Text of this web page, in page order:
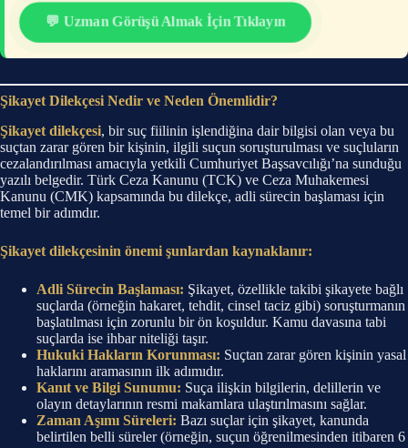
💬 Uzman Görüşü Almak İçin Tıklayın
Şikayet Dilekçesi Nedir ve Neden Önemlidir?
Şikayet dilekçesi, bir suç fiilinin işlendiğina dair bilgisi olan veya bu
suçtan zarar gören bir kişinin, ilgili suçun soruşturulması ve suçluların
cezalandırılması amacıyla yetkili Cumhuriyet Başsavcılığı’na sunduğu
yazılı belgedir. Türk Ceza Kanunu (TCK) ve Ceza Muhakemesi
Kanunu (CMK) kapsamında bu dilekçe, adli sürecin başlaması için
temel bir adımdır.
Şikayet dilekçesinin önemi şunlardan kaynaklanır:
Adli Sürecin Başlaması: Şikayet, özellikle takibi şikayete bağlı
suçlarda (örneğin hakaret, tehdit, cinsel taciz gibi) soruşturmanın
başlatılması için zorunlu bir ön koşuldur. Kamu davasına tabi
suçlarda ise ihbar niteliği taşır.
Hukuki Hakların Korunması: Suçtan zarar gören kişinin yasal
haklarını aramasının ilk adımıdır.
Kanıt ve Bilgi Sunumu: Suça ilişkin bilgilerin, delillerin ve
olayın detaylarının resmi makamlara ulaştırılmasını sağlar.
Zaman Aşımı Süreleri: Bazı suçlar için şikayet, kanunda
belirtilen belli süreler (örneğin, suçun öğrenilmesinden itibaren 6